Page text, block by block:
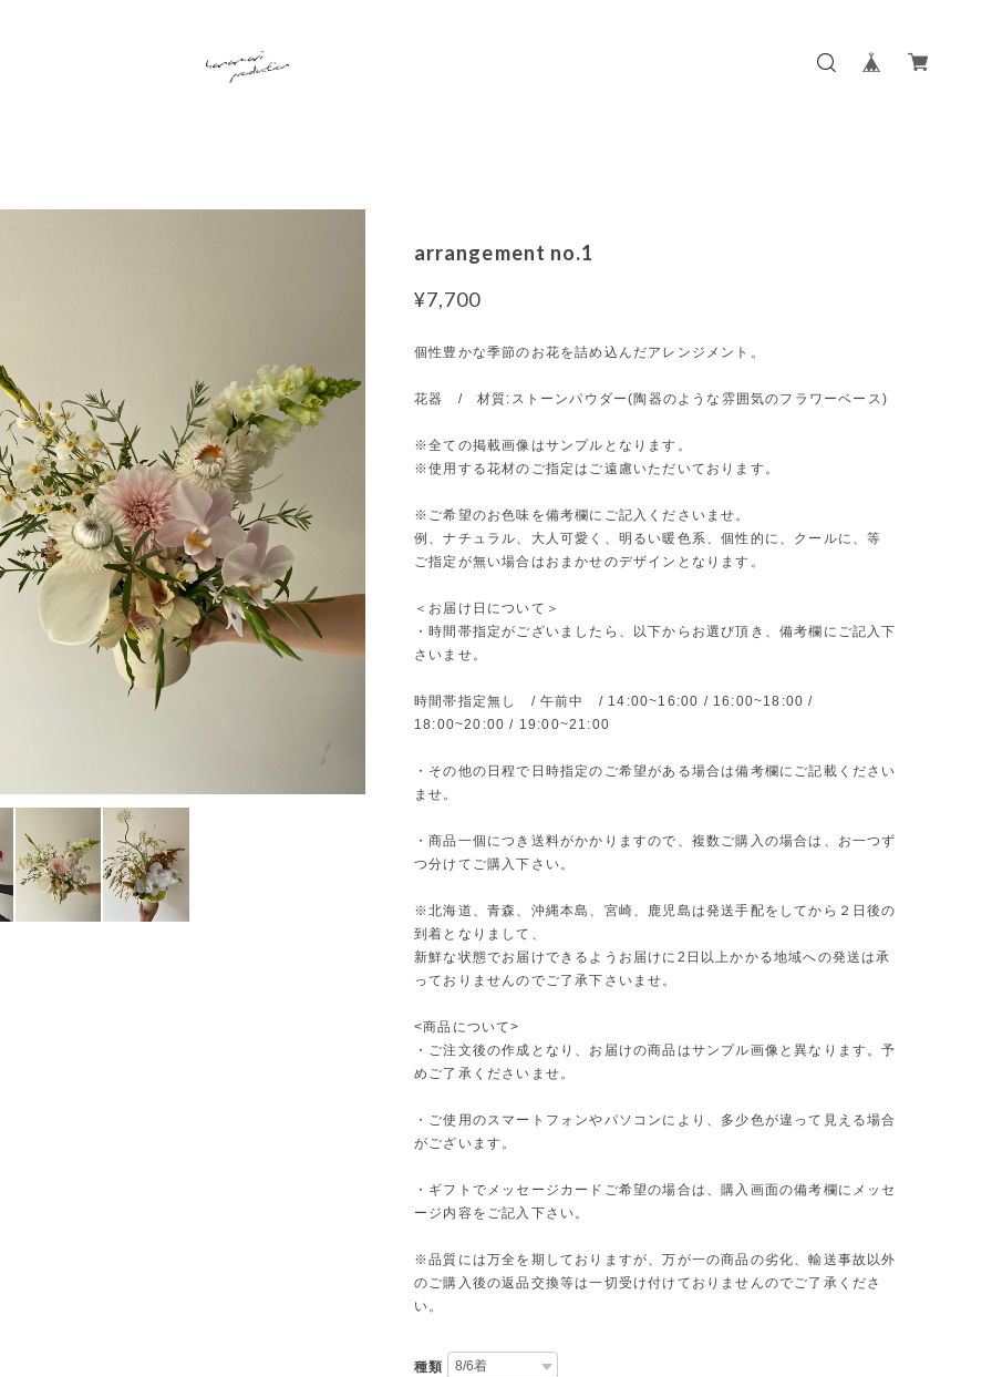
arrangement no.1
¥7,700
個性豊かな季節のお花を詰め込んだアレンジメント。
花器 / 材質:ストーンパウダー(陶器のような雰囲気のフラワーベース)
※全ての掲載画像はサンプルとなります。
※使用する花材のご指定はご遠慮いただいております。
※ご希望のお色味を備考欄にご記入くださいませ。
例、ナチュラル、大人可愛く、明るい暖色系、個性的に、クールに、等
ご指定が無い場合はおまかせのデザインとなります。
＜お届け日について＞
・時間帯指定がございましたら、以下からお選び頂き、備考欄にご記入下
さいませ。
時間帯指定無し / 午前中 / 14:00~16:00 / 16:00~18:00 /
18:00~20:00 / 19:00~21:00
・その他の日程で日時指定のご希望がある場合は備考欄にご記載ください
ませ。
・商品一個につき送料がかかりますので、複数ご購入の場合は、お一つず
つ分けてご購入下さい。
※北海道、青森、沖縄本島、宮崎、鹿児島は発送手配をしてから２日後の
到着となりまして、
新鮮な状態でお届けできるようお届けに2日以上かかる地域への発送は承
っておりませんのでご了承下さいませ。
<商品について>
・ご注文後の作成となり、お届けの商品はサンプル画像と異なります。予
めご了承くださいませ。
・ご使用のスマートフォンやパソコンにより、多少色が違って見える場合
がございます。
・ギフトでメッセージカードご希望の場合は、購入画面の備考欄にメッセ
ージ内容をご記入下さい。
※品質には万全を期しておりますが、万が一の商品の劣化、輸送事故以外
のご購入後の返品交換等は一切受け付けておりませんのでご了承くださ
い。
種類